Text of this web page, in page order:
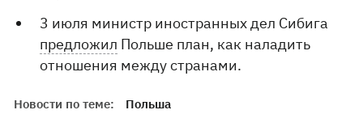
3 июля министр иностранных дел Сибига
предложил Польше план, как наладить
отношения между странами.
Новости по теме: Польша